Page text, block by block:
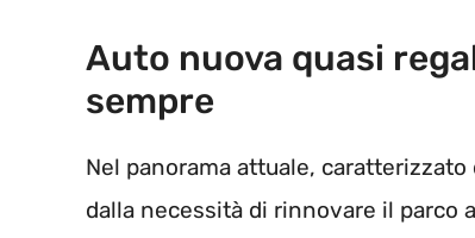
Auto nuova quasi
sempre
Nel panorama attuale, caratterizzato
dalla necessità di rinnovare il parco